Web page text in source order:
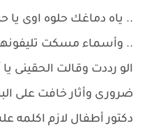
.. ياه دماغك حلوه اوى يا
.. وأسماء مسكت
الو رددت وقالت الحقينى
ضرورى وأثار خافت على
دكتور أطفال لازم اكلمه